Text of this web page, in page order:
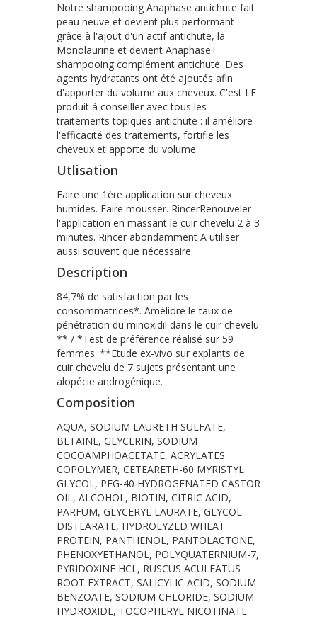
Notre shampooing Anaphase antichute fait
peau neuve et devient plus performant
grâce à l'ajout d'un actif antichute, la
Monolaurine et devient Anaphase+
shampooing complément antichute. Des
agents hydratants ont été ajoutés afin
d'apporter du volume aux cheveux. C'est LE
produit à conseiller avec tous les
traitements topiques antichute : il améliore
l'efficacité des traitements, fortifie les
cheveux et apporte du volume.
Utlisation
Faire une 1ère application sur cheveux
humides. Faire mousser. RincerRenouveler
l'application en massant le cuir chevelu 2 à 3
minutes. Rincer abondamment A utiliser
aussi souvent que nécessaire
Description
84,7% de satisfaction par les
consommatrices*. Améliore le taux de
pénétration du minoxidil dans le cuir chevelu
** / *Test de préférence réalisé sur 59
femmes. **Etude ex-vivo sur explants de
cuir chevelu de 7 sujets présentant une
alopécie androgénique.
Composition
AQUA, SODIUM LAURETH SULFATE,
BETAINE, GLYCERIN, SODIUM
COCOAMPHOACETATE, ACRYLATES
COPOLYMER, CETEARETH-60 MYRISTYL
GLYCOL, PEG-40 HYDROGENATED CASTOR
OIL, ALCOHOL, BIOTIN, CITRIC ACID,
PARFUM, GLYCERYL LAURATE, GLYCOL
DISTEARATE, HYDROLYZED WHEAT
PROTEIN, PANTHENOL, PANTOLACTONE,
PHENOXYETHANOL, POLYQUATERNIUM-7,
PYRIDOXINE HCL, RUSCUS ACULEATUS
ROOT EXTRACT, SALICYLIC ACID, SODIUM
BENZOATE, SODIUM CHLORIDE, SODIUM
HYDROXIDE, TOCOPHERYL NICOTINATE